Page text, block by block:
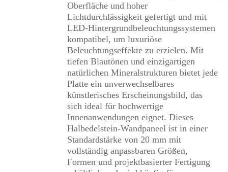
Oberfläche und hoher
Lichtdurchlässigkeit gefertigt und mit
LED-Hintergrundbeleuchtungssystemen
kompatibel, um luxuriöse
Beleuchtungseffekte zu erzielen. Mit
tiefen Blautönen und einzigartigen
natürlichen Mineralstrukturen bietet jede
Platte ein unverwechselbares
künstlerisches Erscheinungsbild, das
sich ideal für hochwertige
Innenanwendungen eignet. Dieses
Halbedelstein-Wandpaneel ist in einer
Standardstärke von 20 mm mit
vollständig anpassbaren Größen,
Formen und projektbasierter Fertigung